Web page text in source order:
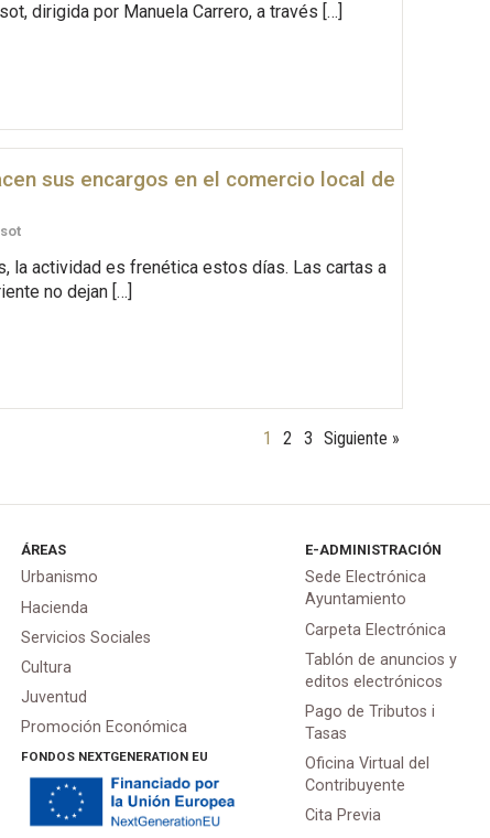
dirigida por Manuela Carrero, a través […]
sus encargos en el comercio local de
la actividad es frenética estos días. Las cartas a
no dejan […]
1 2 3 Siguiente »
ÁREAS
Urbanismo
Hacienda
Servicios Sociales
Cultura
Juventud
Promoción Económica
FONDOS NEXTGENERATION EU
E-ADMINISTRACIÓN
Sede Electrónica
Ayuntamiento
Carpeta Electrónica
Tablón de anuncios y
editos electrónicos
Pago de Tributos i
Tasas
Oficina Virtual del
Contribuyente
Cita Previa